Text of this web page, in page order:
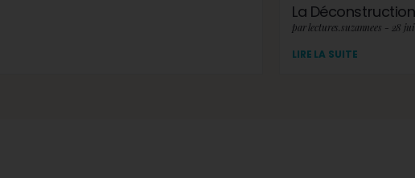
La
par lectures.suzannees - 28
LIRE LA SUITE